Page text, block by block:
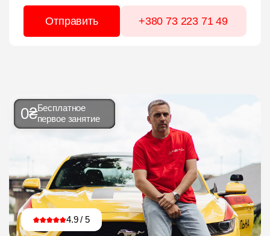
+380 73 223 71 49
4.9 / 5
0₴Бесплатное
первое занятие